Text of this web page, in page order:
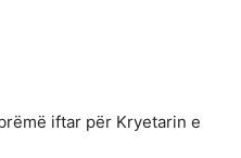
iftar për Kryetarin e